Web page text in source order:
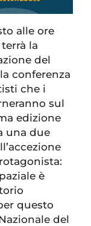
alle ore
la
del
conferenza
che i
sul
edizione
una due
è
questo
del